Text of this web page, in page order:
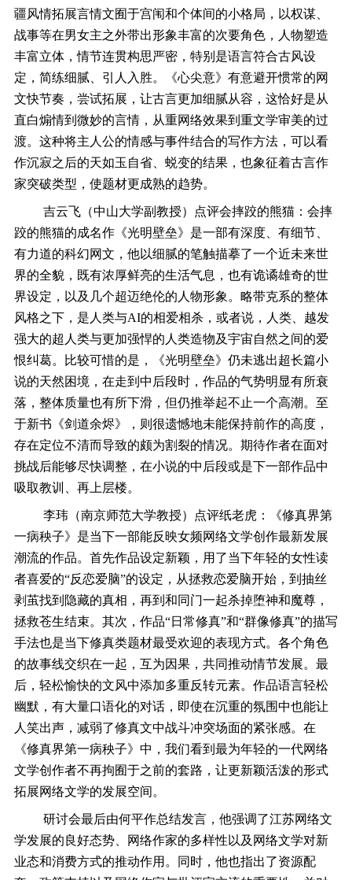
疆风情拓展言情文囿于宫闱和个体间的小格局，以权谋、
战事等在男女主之外带出形象丰富的次要角色，人物塑造
丰富立体，情节连贯构思严密，特别是语言符合古风设
定，简练细腻、引人入胜。《心尖意》有意避开惯常的网
文快节奏，尝试拓展，让古言更加细腻从容，这恰好是从
直白煽情到微妙的言情，从重网络效果到重文学审美的过
渡。这种将主人公的情感与事件结合的写作方法，可以看
作沉寂之后的天如玉自省、蜕变的结果，也象征着古言作
家突破类型，使题材更成熟的趋势。
吉云飞（中山大学副教授）点评会摔跤的熊猫：会摔
跤的熊猫的成名作《光明壁垒》是一部有深度、有细节、
有力道的科幻网文，他以细腻的笔触描摹了一个近未来世
界的全貌，既有浓厚鲜亮的生活气息，也有诡谲雄奇的世
界设定，以及几个超迈绝伦的人物形象。略带克系的整体
风格之下，是人类与AI的相爱相杀，或者说，人类、越发
强大的超人类与更加强悍的人类造物及宇宙自然之间的爱
恨纠葛。比较可惜的是，《光明壁垒》仍未逃出超长篇小
说的天然困境，在走到中后段时，作品的气势明显有所衰
落，整体质量也有所下滑，但仍推举起不止一个高潮。至
于新书《剑道余烬》，则很遗憾地未能保持前作的高度，
存在定位不清而导致的颇为割裂的情况。期待作者在面对
挑战后能够尽快调整，在小说的中后段或是下一部作品中
吸取教训、再上层楼。
李玮（南京师范大学教授）点评纸老虎：《修真界第
一病秧子》是当下一部能反映女频网络文学创作最新发展
潮流的作品。首先作品设定新颖，用了当下年轻的女性读
者喜爱的“反恋爱脑”的设定，从拯救恋爱脑开始，到抽丝
剥茧找到隐藏的真相，再到和同门一起杀掉堕神和魔尊，
拯救苍生结束。其次，作品“日常修真”和“群像修真”的描写
手法也是当下修真类题材最受欢迎的表现方式。各个角色
的故事线交织在一起，互为因果，共同推动情节发展。最
后，轻松愉快的文风中添加多重反转元素。作品语言轻松
幽默，有大量口语化的对话，即使在沉重的氛围中也能让
人笑出声，减弱了修真文中战斗冲突场面的紧张感。在
《修真界第一病秧子》中，我们看到最为年轻的一代网络
文学创作者不再拘囿于之前的套路，让更新颖活泼的形式
拓展网络文学的发展空间。
研讨会最后由何平作总结发言，他强调了江苏网络文
学发展的良好态势、网络作家的多样性以及网络文学对新
业态和消费方式的推动作用。同时，他也指出了资源配